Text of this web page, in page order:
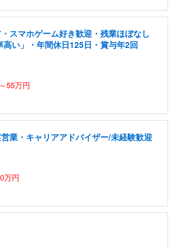
スマホゲーム好き歓迎・残業ほぼなし
い」・年間休日125日・賞与年2回
55万円
業・キャリアアドバイザー/未経験歓迎
万円